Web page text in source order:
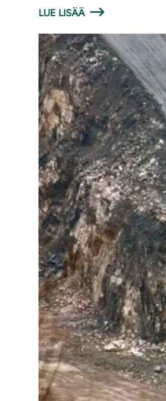
LUE LISÄÄ